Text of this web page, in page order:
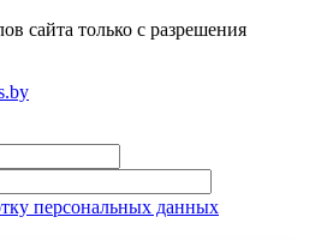
сайта только с разрешения
персональных данных